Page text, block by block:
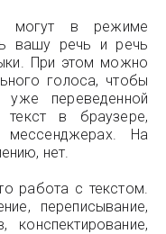
могут в режиме
вашу речь и речь
При этом можно
голоса, чтобы
переведенной
в браузере,
На
нет.
работа с текстом.
переписывание,
конспектирование,